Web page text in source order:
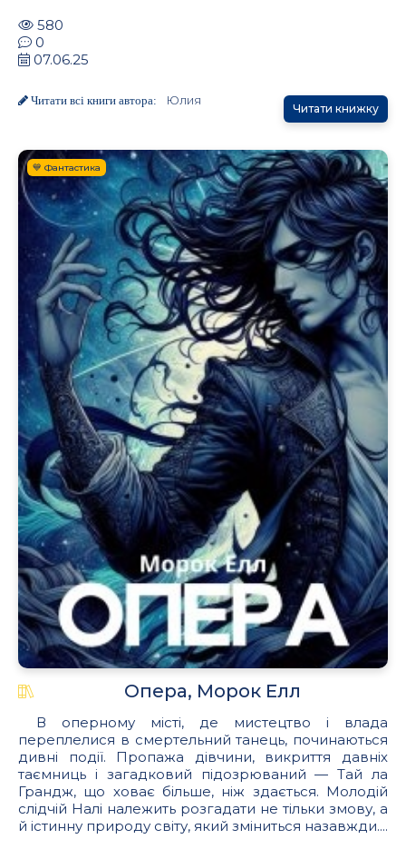
580
0
07.06.25
Читати всі книги автора: Юлия
Читати книжку
💙 Фантастика
Опера, Морок Елл
В оперному місті, де мистецтво і влада
переплелися в смертельний танець, починаються
дивні події. Пропажа дівчини, викриття давніх
таємниць і загадковий підозрюваний — Тай ла
Грандж, що ховає більше, ніж здається. Молодій
слідчій Налі належить розгадати не тільки змову, а
й істинну природу світу, який зміниться назавжди....